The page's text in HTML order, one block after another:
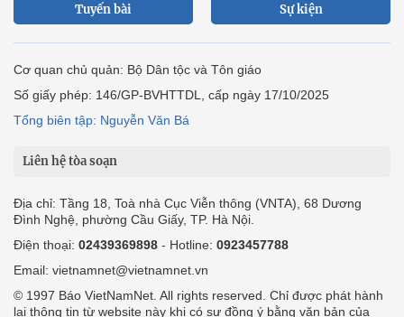
Tuyến bài Sự kiện
Cơ quan chủ quản: Bộ Dân tộc và Tôn giáo
Số giấy phép: 146/GP-BVHTTDL, cấp ngày 17/10/2025
Tổng biên tập: Nguyễn Văn Bá
Liên hệ tòa soạn
Địa chỉ: Tầng 18, Toà nhà Cục Viễn thông (VNTA), 68 Dương
Đình Nghệ, phường Cầu Giấy, TP. Hà Nội.
Điện thoại: 02439369898 - Hotline: 0923457788
Email: vietnamnet@vietnamnet.vn
© 1997 Báo VietNamNet. All rights reserved. Chỉ được phát hành
lại thông tin từ website này khi có sự đồng ý bằng văn bản của